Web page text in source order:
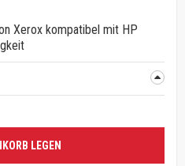
Xerox kompatibel mit HP
LEGEN